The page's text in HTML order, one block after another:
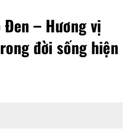
Đen – Hương vị
đời sống hiện